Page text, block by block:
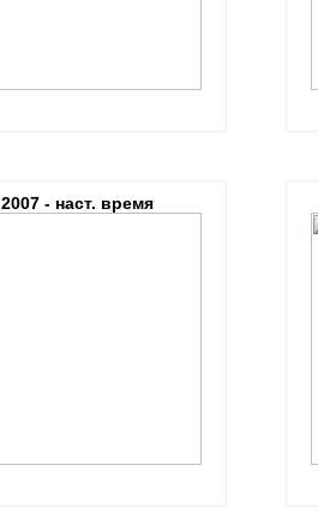
2007 - наст. время